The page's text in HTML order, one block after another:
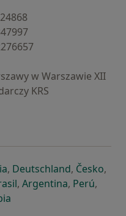
w Warszawie XII
KRS
nowej karcie
się w nowej karcie
otwiera się w nowej
, Deutschlandotwiera się
, Česko,
karcie
w nowej karcie
się w nowej karcie
otwiera się w nowej
, Argentinaotwiera się
, Perú,